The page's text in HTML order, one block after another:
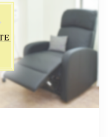
5917